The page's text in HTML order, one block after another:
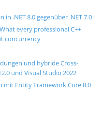
in .NET 8.0 gegenüber .NET 7.0
every professional C++
concurrency
und hybride Cross-
und Visual Studio 2022
Entity Framework Core 8.0